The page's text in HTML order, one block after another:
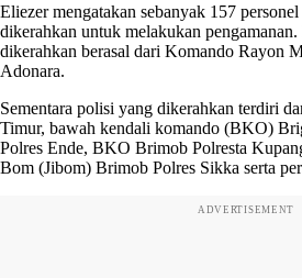
Eliezer mengatakan sebanyak 157
dikerahkan untuk melakukan
dikerahkan berasal dari Komando Rayon
Adonara.
Sementara polisi yang dikerahkan terdiri
Timur, bawah kendali komando (BKO)
Polres Ende, BKO Brimob Polresta
Bom (Jibom) Brimob Polres Sikka serta
ADVERTISEMENT